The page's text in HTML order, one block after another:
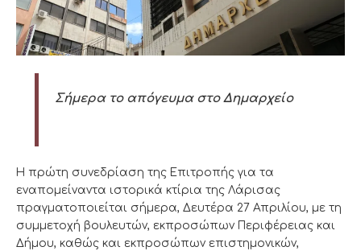
Σήμερα το απόγευμα στο Δημαρχείο
Η πρώτη συνεδρίαση της Επιτροπής για τα
εναπομείναντα ιστορικά κτίρια της Λάρισας
πραγματοποιείται σήμερα, Δευτέρα 27 Απριλίου, με τη
συμμετοχή βουλευτών, εκπροσώπων Περιφέρειας και
Δήμου, καθώς και εκπροσώπων επιστημονικών,